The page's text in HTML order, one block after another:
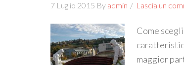
7 Luglio 2015 By admin Lascia un
Come
maggior